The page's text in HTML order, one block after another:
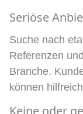
Seriöse
Suche nach
Referenzen
Branche.
können
Keine oder